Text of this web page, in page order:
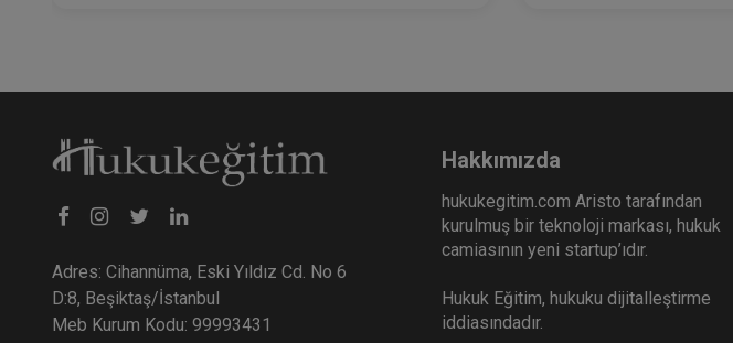
Adres: Cihannüma, Eski Yıldız Cd. No 6
D:8, Beşiktaş/İstanbul
Meb Kurum Kodu: 99993431
Hakkımızda
hukukegitim.com Aristo tarafından
kurulmuş bir teknoloji markası, hukuk
camiasının yeni startup’ıdır.
Hukuk Eğitim, hukuku dijitalleştirme
iddiasındadır.